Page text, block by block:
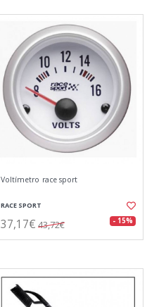
Voltímetro race sport
RACE SPORT
37,17€ 43,72€ - 15%